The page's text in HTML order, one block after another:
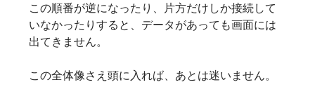
この順番が逆になったり、片方だけしか接続して
いなかったりすると、データがあっても画面には
出てきません。
この全体像さえ頭に入れば、あとは迷いません。